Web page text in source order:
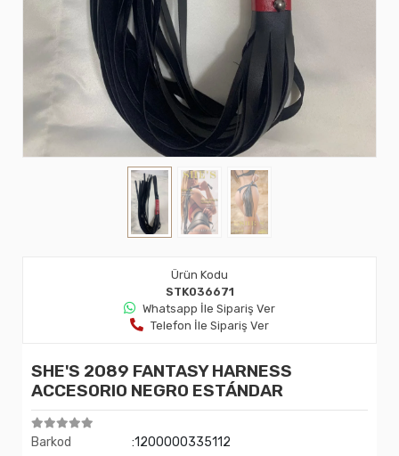
Ürün Kodu
STK036671
Whatsapp İle Sipariş Ver
Telefon İle Sipariş Ver
SHE'S 2089 FANTASY HARNESS
ACCESORIO NEGRO ESTÁNDAR
Barkod
:1200000335112